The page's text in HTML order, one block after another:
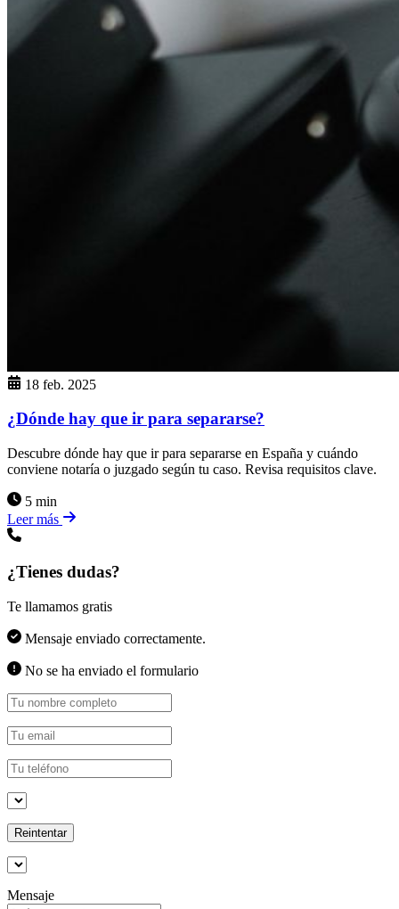
18 feb. 2025
¿Dónde hay que ir para separarse?
Descubre dónde hay que ir para separarse en España y cuándo
conviene notaría o juzgado según tu caso. Revisa requisitos clave.
5 min
Leer más
¿Tienes dudas?
Te llamamos gratis
Mensaje enviado correctamente.
No se ha enviado el formulario
Reintentar
Mensaje